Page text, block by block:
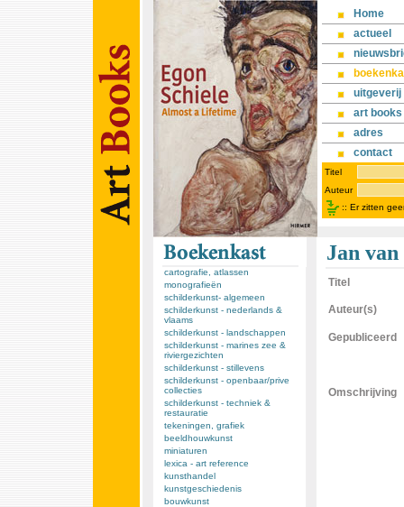
Home
actueel
uitgeverij
art books
adres
contact
Titel
Auteur
:: Er zitten
cartografie, atlassen
monografieën
schilderkunst- algemeen
schilderkunst - nederlands &
vlaams
schilderkunst - landschappen
schilderkunst - marines zee &
riviergezichten
schilderkunst - stillevens
schilderkunst - openbaar/prive
collecties
schilderkunst - techniek &
restauratie
tekeningen, grafiek
beeldhouwkunst
miniaturen
lexica - art reference
kunsthandel
kunstgeschiedenis
bouwkunst
Jan van
Titel
Auteur(s)
Gepubliceerd
Omschrijving